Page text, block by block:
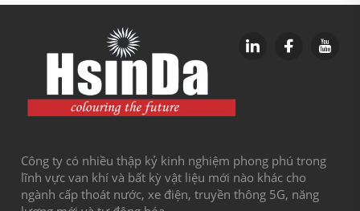
Công ty có nhiều thập kỷ kinh nghiệm phong phú trong
lĩnh vực van khí và bất kỳ vật liệu mới nào khác cho
ngành cấp thoát nước, xe điện, truyền thông 5G, năng